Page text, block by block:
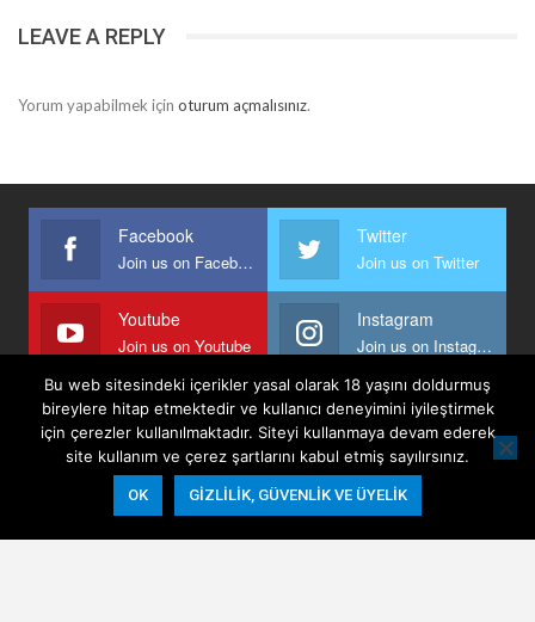
LEAVE A REPLY
Yorum yapabilmek için oturum açmalısınız.
Facebook
Join us on Facebook
Twitter
Join us on Twitter
Youtube
Join us on Youtube
Instagram
Join us on Instagram
Anasayfa Keyfi Yazanlar İletişim
Şartlar Ve Koşullar
Gizlilik, Güvenlik Ve Üyelik Politikası
Bu web sitesindeki içerikler yasal olarak 18 yaşını doldurmuş
bireylere hitap etmektedir ve kullanıcı deneyimini iyileştirmek
için çerezler kullanılmaktadır. Siteyi kullanmaya devam ederek
site kullanım ve çerez şartlarını kabul etmiş sayılırsınız.
OK GIZLILIK, GÜVENLIK VE ÜYELIK